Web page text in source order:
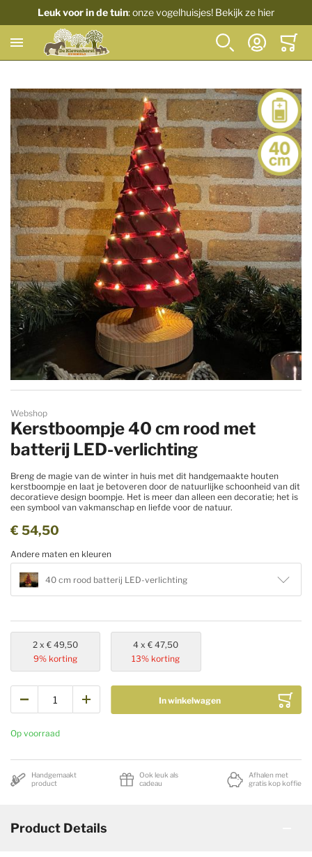
Leuk voor in de tuin: onze vogelhuisjes! Bekijk ze hier
Zoek Account
Ga naar het einde van de afbeeldingen-gallerij
Ga naar het begin van de afbeeldingen-gallerij
Webshop
Kerstboompje 40 cm rood met
batterij LED-verlichting
Breng de magie van de winter in huis met dit handgemaakte houten
kerstboompje en laat je betoveren door de natuurlijke schoonheid van dit
decoratieve design boompje. Het is meer dan alleen een decoratie; het is
een symbool van vakmanschap en liefde voor de natuur.
€ 54,50
Andere maten en kleuren
40 cm rood batterij LED-verlichting
2
€ 49,50
9% korting
4
€ 47,50
13% korting
In winkelwagen
Op voorraad
Handgemaakt
product
Ook leuk als
cadeau
Afhalen met
gratis kop koffie
Product Details